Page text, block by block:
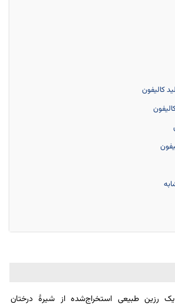
کالیفون
یک رزین طبیعی استخراج‌شده از شیرهٔ درختان